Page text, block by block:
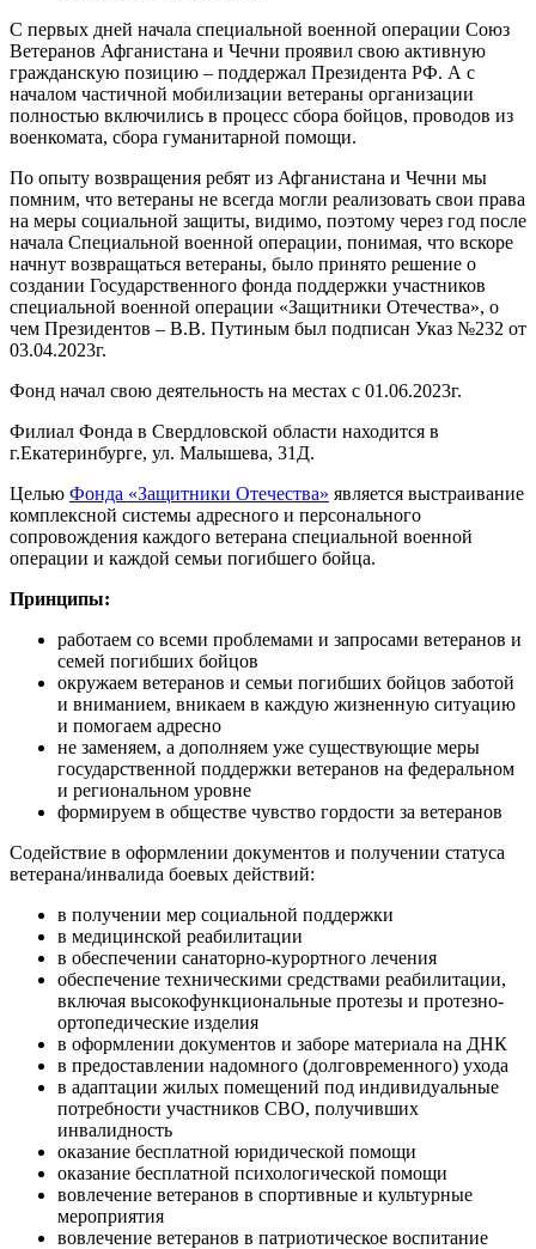
С первых дней начала специальной военной операции Союз
Ветеранов Афганистана и Чечни проявил свою активную
гражданскую позицию – поддержал Президента РФ. А с
началом частичной мобилизации ветераны организации
полностью включились в процесс сбора бойцов, проводов из
военкомата, сбора гуманитарной помощи.
По опыту возвращения ребят из Афганистана и Чечни мы
помним, что ветераны не всегда могли реализовать свои права
на меры социальной защиты, видимо, поэтому через год после
начала Специальной военной операции, понимая, что вскоре
начнут возвращаться ветераны, было принято решение о
создании Государственного фонда поддержки участников
специальной военной операции «Защитники Отечества», о
чем Президентов – В.В. Путиным был подписан Указ №232 от
03.04.2023г.
Фонд начал свою деятельность на местах с 01.06.2023г.
Филиал Фонда в Свердловской области находится в
г.Екатеринбурге, ул. Малышева, 31Д.
Целью Фонда «Защитники Отечества» является выстраивание
комплексной системы адресного и персонального
сопровождения каждого ветерана специальной военной
операции и каждой семьи погибшего бойца.
Принципы:
работаем со всеми проблемами и запросами ветеранов и
семей погибших бойцов
окружаем ветеранов и семьи погибших бойцов заботой
и вниманием, вникаем в каждую жизненную ситуацию
и помогаем адресно
не заменяем, а дополняем уже существующие меры
государственной поддержки ветеранов на федеральном
и региональном уровне
формируем в обществе чувство гордости за ветеранов
Содействие в оформлении документов и получении статуса
ветерана/инвалида боевых действий:
в получении мер социальной поддержки
в медицинской реабилитации
в обеспечении санаторно-курортного лечения
обеспечение техническими средствами реабилитации,
включая высокофункциональные протезы и протезно-
ортопедические изделия
в оформлении документов и заборе материала на ДНК
в предоставлении надомного (долговременного) ухода
в адаптации жилых помещений под индивидуальные
потребности участников СВО, получивших
инвалидность
оказание бесплатной юридической помощи
оказание бесплатной психологической помощи
вовлечение ветеранов в спортивные и культурные
мероприятия
вовлечение ветеранов в патриотическое воспитание